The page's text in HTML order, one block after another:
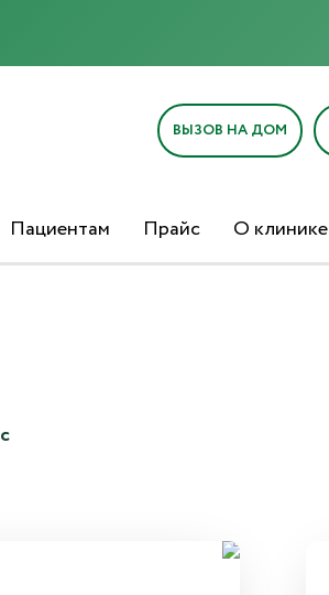
ВЫЗОВ НА ДОМ
Пациентам Прайс О клинике